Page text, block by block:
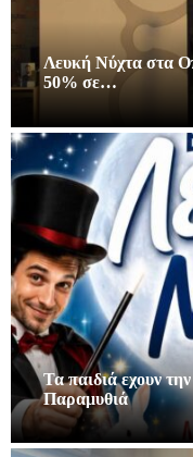
Λευκή Νύχτα στα
50% σε…
Τα παιδιά εχουν
Παραμυθιά